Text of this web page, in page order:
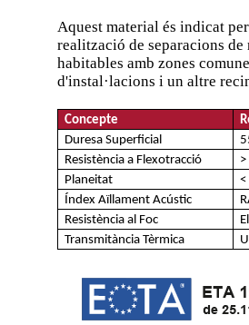
Aquest material és indicat
realització de separacions de
habitables amb zones
d'instal·lacions i un altre
Concepte
Duresa Superficial
Resistència a Flexotracció
Planeitat
<
Índex Aïllament Acústic
Resistència al Foc
Transmitància Tèrmica